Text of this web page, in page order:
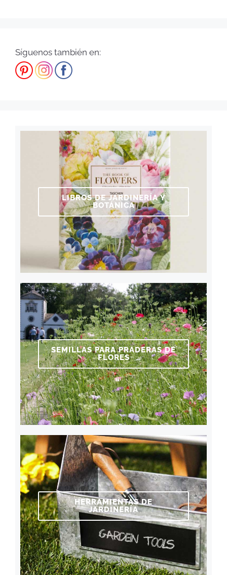
Síguenos también en:
LIBROS DE JARDINERÍA Y
BOTÁNICA
SEMILLAS PARA PRADERAS DE
FLORES
HERRAMIENTAS DE
JARDINERÍA